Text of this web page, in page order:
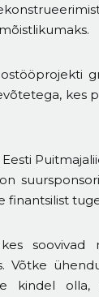
kes
soovivad
Võtke
kindel